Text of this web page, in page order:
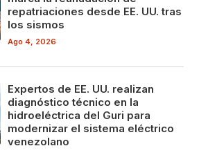
repatriaciones desde EE. UU. tras
los sismos
Ago 4, 2026
Expertos de EE. UU. realizan
diagnóstico técnico en la
hidroeléctrica del Guri para
modernizar el sistema eléctrico
venezolano